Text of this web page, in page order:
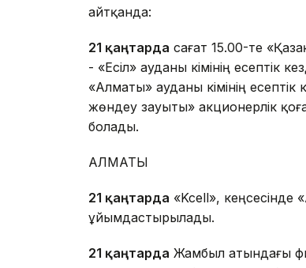
айтқанда:
21 қаңтарда сағат 15.00-те
- «Есіл» ауданы әкімінің есептік
«Алматы» ауданы әкімінің
жөндеу зауыты» акционерлік
болады.
АЛМАТЫ
21 қаңтарда «Kcell», кеңсесінде
ұйымдастырылады.
21 қаңтарда Жамбыл атындағы